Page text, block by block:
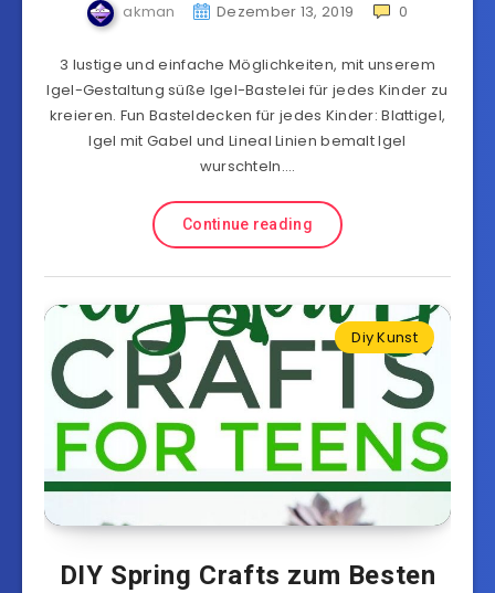
akman Dezember 13, 2019 0
3 lustige und einfache Möglichkeiten, mit unserem
Igel-Gestaltung süße Igel-Bastelei für jedes Kinder zu
kreieren. Fun Basteldecken für jedes Kinder: Blattigel,
Igel mit Gabel und Lineal Linien bemalt Igel
wurschteln….
Continue reading
Diy Kunst
DIY Spring Crafts zum Besten